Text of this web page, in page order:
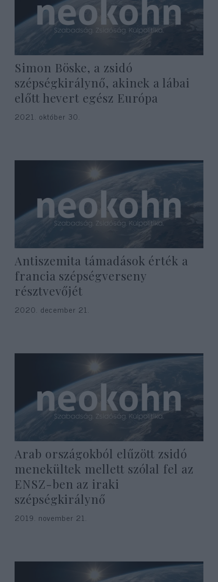
Simon Böske, a zsidó
szépségkirálynő, akinek a lábai
előtt hevert egész Európa
2021. október 30.
Antiszemita támadások érték a
francia szépségverseny
résztvevőjét
2020. december 21.
Arab országokból elűzött zsidó
menekültek mellett szólal fel az
ENSZ-ben az iraki
szépségkirálynő
2019. november 21.